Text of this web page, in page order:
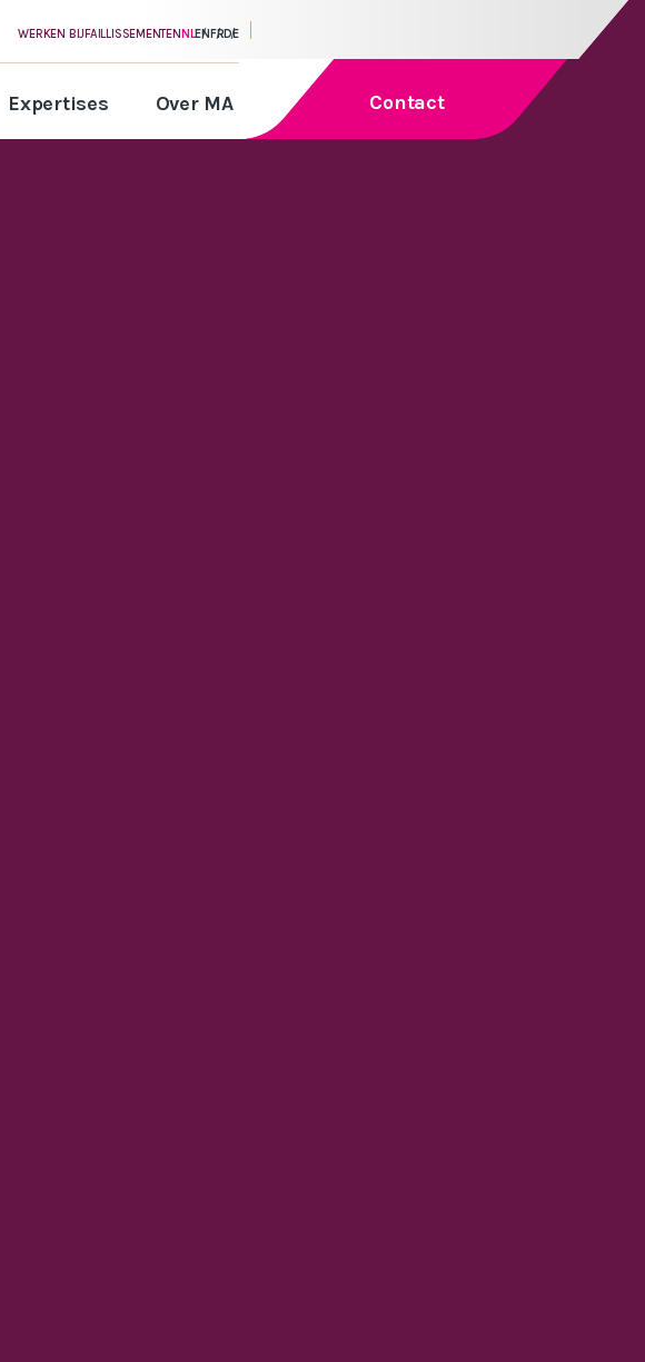
WERKEN BIJFAILLISSEMENTEN NLEN FRDE
Expertises Over MA Contact